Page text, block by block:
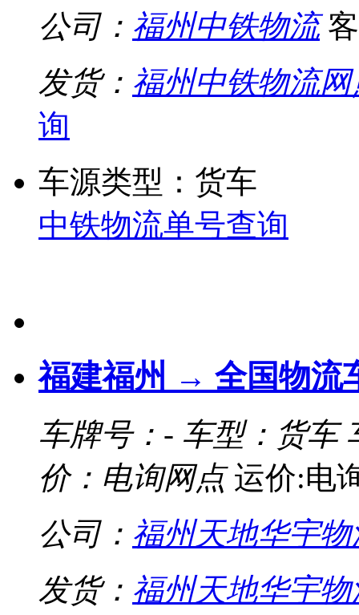
公司： 福州中铁物流客
发货： 福州中铁物流
询
车源类型：货车
中铁物流单号查询
福建福州 → 全国物流
车牌号：- 车型：货车
价：电询网点运价:电
公司： 福州天地华宇物
发货： 福州天地华宇